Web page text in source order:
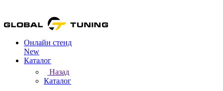
Онлайн стенд
New
Каталог
Назад
Каталог